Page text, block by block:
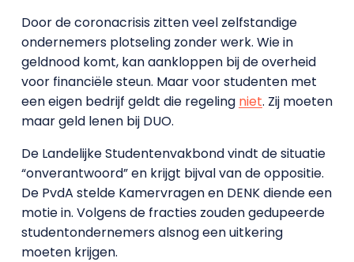
Door de coronacrisis zitten veel zelfstandige
ondernemers plotseling zonder werk. Wie in
geldnood komt, kan aankloppen bij de overheid
voor financiële steun. Maar voor studenten met
een eigen bedrijf geldt die regeling niet. Zij moeten
maar geld lenen bij DUO.
De Landelijke Studentenvakbond vindt de situatie
“onverantwoord” en krijgt bijval van de oppositie.
De PvdA stelde Kamervragen en DENK diende een
motie in. Volgens de fracties zouden gedupeerde
studentondernemers alsnog een uitkering
moeten krijgen.